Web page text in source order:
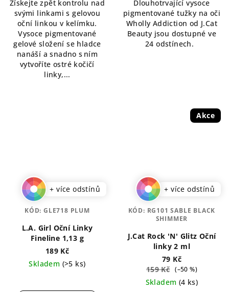
z
5
hvězdiček.
Získejte zpět kontrolu nad
svými linkami s gelovou
oční linkou v kelímku.
Vysoce pigmentované
gelové složení se hladce
nanáší a snadno s ním
vytvoříte ostré kočičí
linky,...
z
5
hvězdiček.
Dlouhotrvající vysoce
pigmentované tužky na oči
Wholly Addiction od J.Cat
Beauty jsou dostupné ve
24 odstínech.
+ více odstínů
L.A. Girl Oční Linky
Fineline 1,13 g
189 Kč
Skladem (>5 ks)
KÓD:GLE718 PLUM
Akce
+ více odstínů
J.Cat Rock 'N' Glitz Oční
linky 2 ml
79 Kč
159 Kč (–50 %)
Skladem (4 ks)
KÓD: RG101 SABLE BLACK
SHIMMER